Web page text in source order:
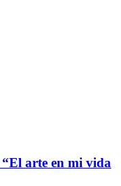
arte en mi vida